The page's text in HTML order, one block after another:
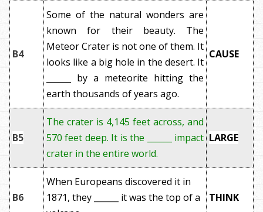
B4
Some of the natural wonders are
known for their beauty. The
Meteor Crater is not one of them. It
looks like a big hole in the desert. It
______ by a meteorite hitting the
earth thousands of years ago.
CAUSE
B5
The crater is 4,145 feet across, and
570 feet deep. It is the ______ impact
crater in the entire world.
LARGE
B6
When Europeans discovered it in
1871, they ______ it was the top of a
THINK